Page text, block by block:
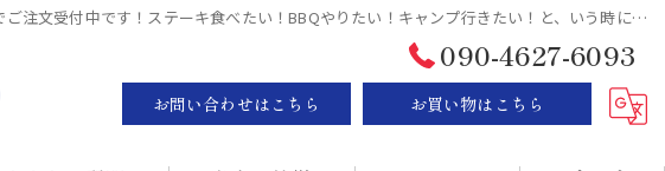
注文受付中です！ステーキ食べたい！BBQやりたい！キャンプ行きたい！と、いう時に…
090-4627-6093
お問い合わせはこちら お買い物はこちら